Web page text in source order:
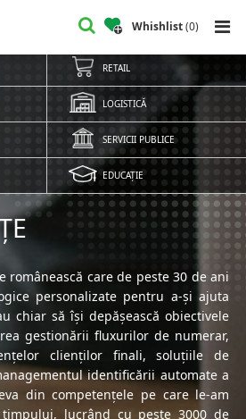
Whishlist(0)
RETAIL
LOGISTICĂ
SERVICII PUBLICE
EDUCAȚIE
românească care de peste 30 de ani
personalizate pentru a-și ajuta
chiar să își depășească obiectivele
gestionării fluxurilor de numerar,
clienților finali, soluțiile de
identificării automate a
din competențele pe care le-am
lucrând cu peste 3000 de